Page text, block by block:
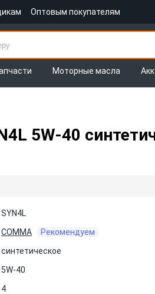
Оптовым покупателям
Моторные масла
5W-40
SYN4L
COMMA
Рекомендуем
синтетическое
5W-40
4